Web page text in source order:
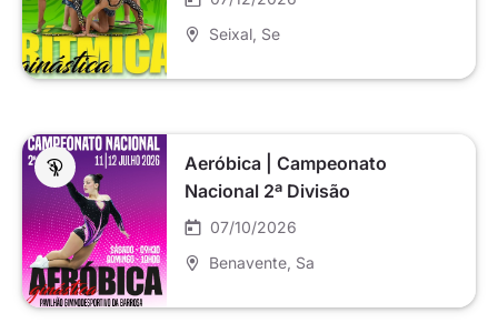
Seixal , Se
Aeróbica | Campeonato
Nacional 2ª Divisão
07/10/2026
Benavente , Sa